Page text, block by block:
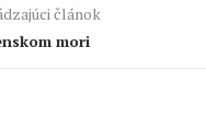
článok
mori